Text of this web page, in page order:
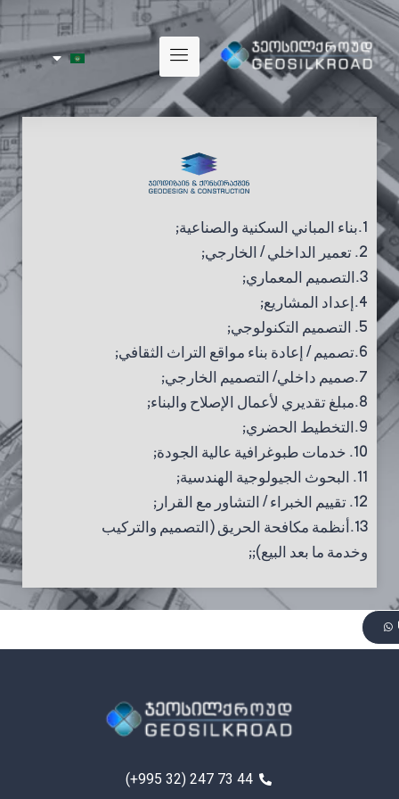
1.بناء المباني السكنية والصناعية;
2. تعمير الداخلي / الخارجي;
3.التصميم المعماري;
4.إعداد المشاريع;
5. التصميم التكنولوجي;
6.تصميم / إعادة بناء مواقع التراث الثقافي;
7. صميم داخلي/ التصميم الخارجي;
8.مبلغ تقديري لأعمال الإصلاح والبناء;
9.التخطيط الحضري;
10. خدمات طبوغرافية عالية الجودة;
11. البحوث الجيولوجية الهندسية;
12. تقييم الخبراء / التشاور مع القرار;
13.أنظمة مكافحة الحريق (التصميم والتركيب
وخدمة ما بعد البيع);;
(+995 32) 247 73 44